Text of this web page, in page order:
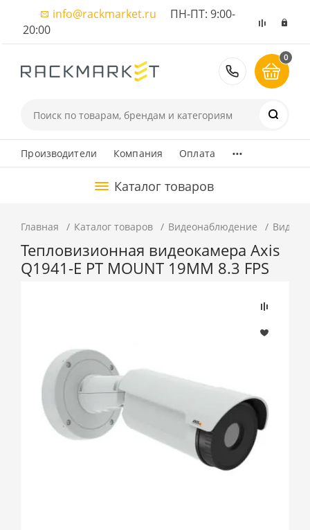
info@rackmarket.ru ПН-ПТ: 9:00-
20:00
8 (495)
0
Производители Компания Оплата ...
Каталог товаров
Главная Каталог товаров Видеонаблюдение
Тепловизионная видеокамера Axis
Q1941-E PT MOUNT 19MM 8.3 FPS